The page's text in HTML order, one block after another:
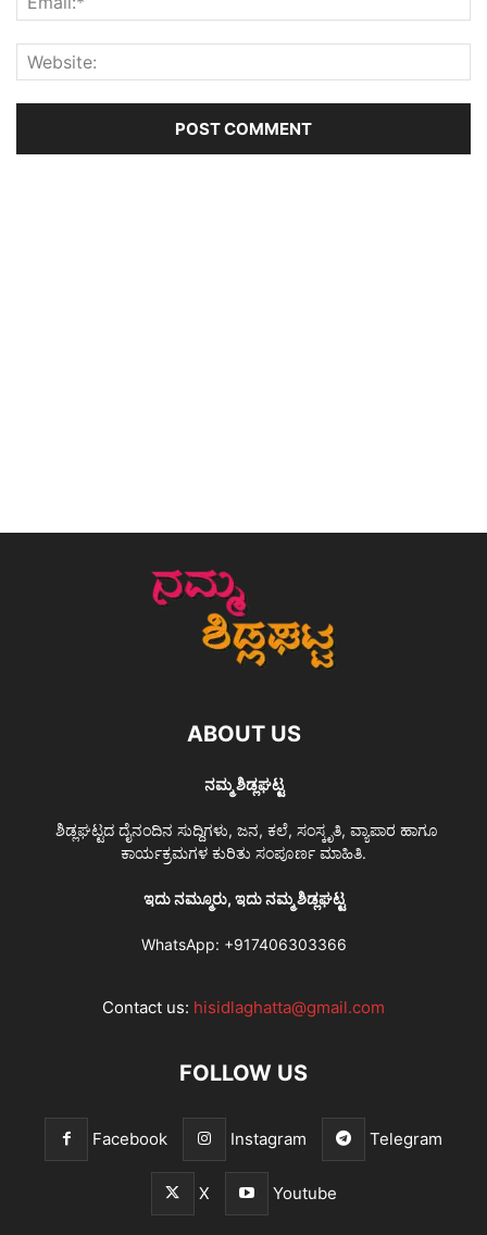
ABOUT US
ನಮ್ಮ ಶಿಡ್ಲಘಟ್ಟ
ಶಿಡ್ಲಘಟ್ಟದ ದೈನಂದಿನ ಸುದ್ದಿಗಳು, ಜನ, ಕಲೆ, ಸಂಸ್ಕೃತಿ, ವ್ಯಾಪಾರ ಹಾಗೂ
ಕಾರ್ಯಕ್ರಮಗಳ ಕುರಿತು ಸಂಪೂರ್ಣ ಮಾಹಿತಿ.
ಇದು ನಮ್ಮೂರು, ಇದು ನಮ್ಮ ಶಿಡ್ಲಘಟ್ಟ
WhatsApp: +917406303366
Contact us: hisidlaghatta@gmail.com
FOLLOW US
Facebook Instagram Telegram
X Youtube